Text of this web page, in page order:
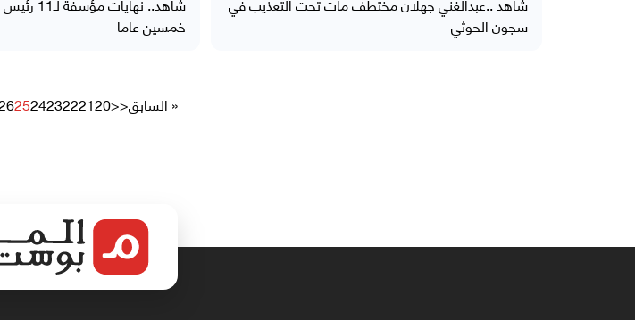
سجون الحوثي
خمسين عاما
« السابق<<
20
21
22
23
24
25